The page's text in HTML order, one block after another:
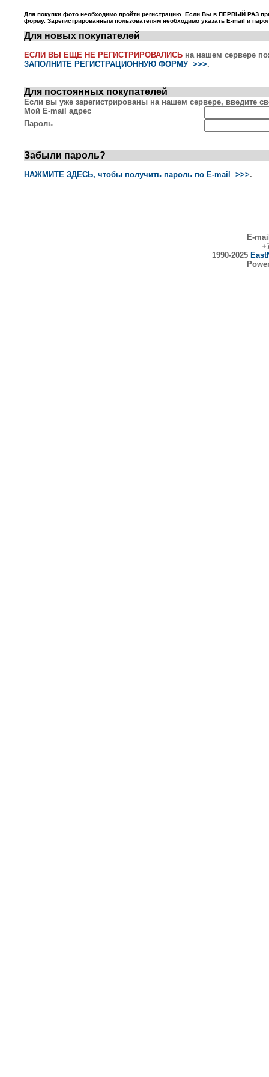
Для покупки фото необходимо пройти регистрацию. Если Вы в ПЕРВЫЙ РАЗ
форму. Зарегистрированным пользователям необходимо указать E-mail и
Для новых покупателей
ЕСЛИ ВЫ ЕЩЕ НЕ РЕГИСТРИРОВАЛИСЬ на нашем сервере
ЗАПОЛНИТЕ РЕГИСТРАЦИОННУЮ ФОРМУ >>>.
Для постоянных покупателей
Если вы уже зарегистрированы на нашем сервере, введите
Мой E-mail адрес
Пароль
Забыли пароль?
НАЖМИТЕ ЗДЕСЬ, чтобы получить пароль по E-mail >>>.
E-
1990-2025